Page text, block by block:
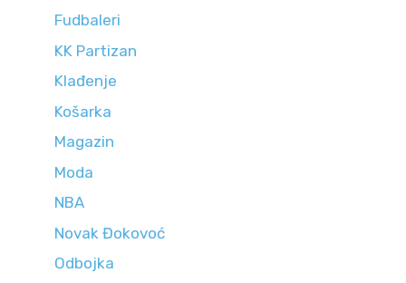
Fudbaleri
KK Partizan
Klađenje
Košarka
Magazin
Moda
NBA
Novak Đokovoć
Odbojka